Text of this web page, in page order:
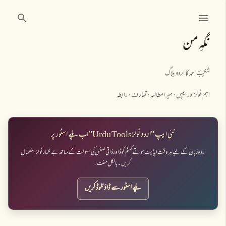
نگہِ من
شکیبؔ احمد کا اردو بلاگ
اہم ٹولز اور ایپس میرا مطالعہ تعارف رابطہ
نئی ایپ "اردو ٹولز Urdu Tools" اب پلے اسٹور پر
اردو زبان کے لیے ہر وقت اپڈیٹ ہوتے کسٹم کوڈ اور ذاتی لسٹس کی سہولت کے ساتھ بے شمار ٹولز استعمال
کریں۔ بالکل مفت!
پلے اسٹور سے ڈاؤنلوڈ کریں